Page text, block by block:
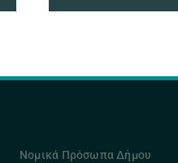
Νομικά Πρόσωπα Δήμου